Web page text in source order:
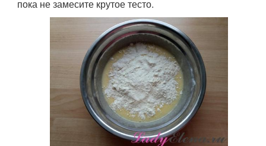
пока не замесите крутое тесто.